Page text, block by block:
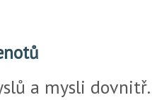
a mysli dovnitř.